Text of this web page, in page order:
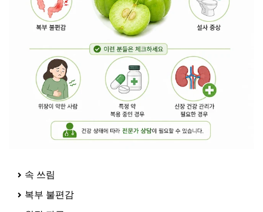
속 쓰림
복부 불편감